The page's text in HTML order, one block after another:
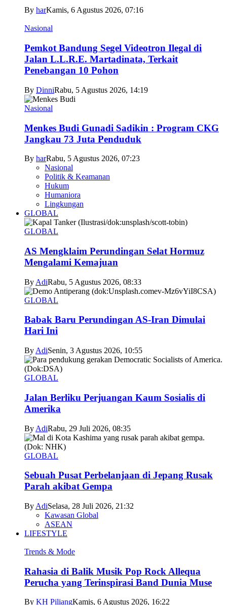
By harKamis, 6 Agustus 2026, 07:16
Nasional
Pemkot Bandung Segel Videotron Ilegal di
Jalan L.L.R.E. Martadinata, Terkait
Penebangan 10 Pohon
By DinniRabu, 5 Agustus 2026, 14:19
Nasional
Menkes Budi Gunadi Sadikin : Program CKG
Jangkau 73 Juta Penduduk
By harRabu, 5 Agustus 2026, 07:23
Nasional
Politik & Keamanan
Hukum
Humaniora
Lingkungan
GLOBAL
GLOBAL
AS Mengklaim Perundingan Selat Hormuz
Mengalami Kemajuan
By AdiRabu, 5 Agustus 2026, 08:33
GLOBAL
Babak Baru Perundingan AS-Iran Dimulai
Hari Ini
By AdiSenin, 3 Agustus 2026, 10:55
GLOBAL
Jalan Berliku Perjuangan Kaum Sosialis di
Amerika
By AdiRabu, 29 Juli 2026, 08:35
GLOBAL
Sebuah Pusat Perbelanjaan di Jepang Rusak
Parah akibat Gempa
By AdiSelasa, 28 Juli 2026, 21:32
Kawasan Global
ASEAN
LIFESTYLE
Trends & Mode
Rahasia di Balik Musik Pop Rock Allequa
Perucha yang Terinspirasi Band Dunia Muse
By KH PiliangKamis, 6 Agustus 2026, 16:22